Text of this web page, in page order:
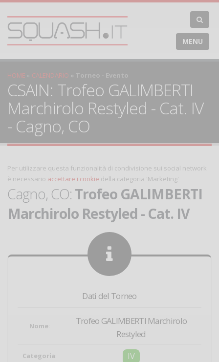
MENU
HOME CALENDARIO Torneo - Evento
CSAIN: Trofeo GALIMBERTI
Marchirolo Restyled - Cat. IV
- Cagno, CO
Per utilizzare questa funzionalità di condivisione sui social network
è necessario accettare i cookie della categoria 'Marketing'
Cagno, CO: Trofeo GALIMBERTI
Marchirolo Restyled - Cat. IV
Dati del Torneo
Nome:
Trofeo GALIMBERTI Marchirolo
Restyled
Categoria: IV